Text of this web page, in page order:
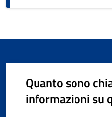
Quanto sono
informazioni su